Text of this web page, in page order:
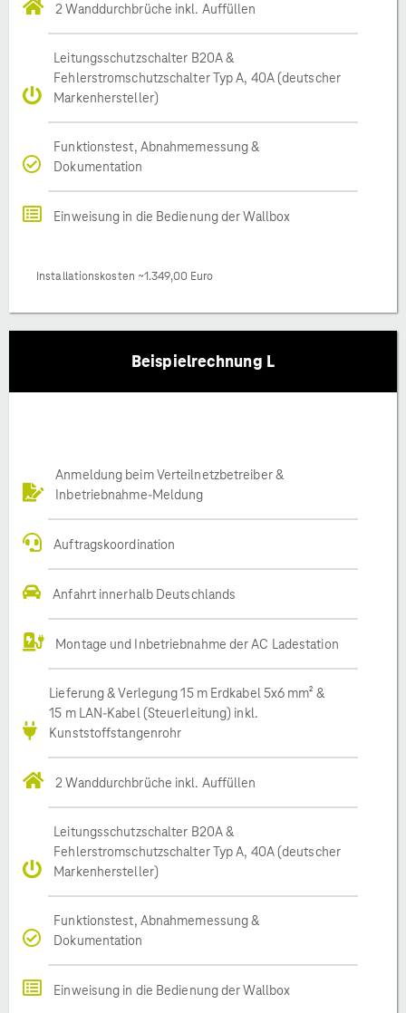
2 Wanddurchbrüche inkl. Auffüllen
Leitungsschutzschalter B20A &
Fehlerstromschutzschalter Typ A, 40A (deutscher
Markenhersteller)
Funktionstest, Abnahmemessung &
Dokumentation
Einweisung in die Bedienung der Wallbox
Installationskosten ~1.349,00 Euro
Beispielrechnung L
Anmeldung beim Verteilnetzbetreiber &
Inbetriebnahme-Meldung
Auftragskoordination
Anfahrt innerhalb Deutschlands
Montage und Inbetriebnahme der AC Ladestation
Lieferung & Verlegung 15 m Erdkabel 5x6 mm² &
15 m LAN-Kabel (Steuerleitung) inkl.
Kunststoffstangenrohr
2 Wanddurchbrüche inkl. Auffüllen
Leitungsschutzschalter B20A &
Fehlerstromschutzschalter Typ A, 40A (deutscher
Markenhersteller)
Funktionstest, Abnahmemessung &
Dokumentation
Einweisung in die Bedienung der Wallbox